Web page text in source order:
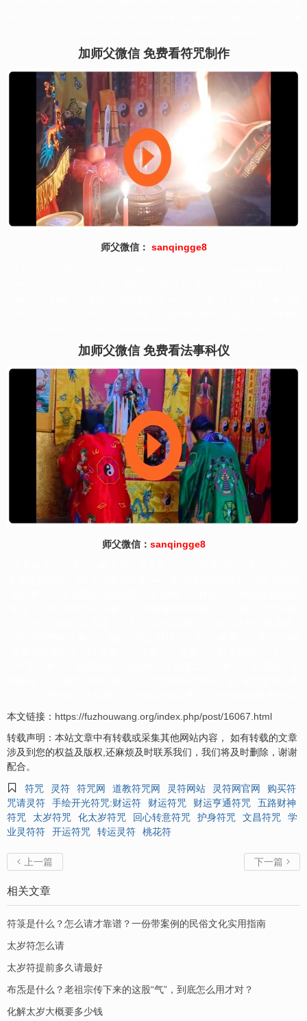
加师父微信 免费看符咒制作
师父微信： sanqingge8
加师父微信 免费看法事科仪
师父微信： sanqingge8
本文链接： https://fuzhouwang.org/index.php/post/16067.html
转载声明：本站文章中有转载或采集其他网站内容， 如有转载的文章
涉及到您的权益及版权,还麻烦及时联系我们，我们将及时删除，谢谢
配合。

符咒 灵符 符咒网 道教符咒网 灵符网站 灵符网官网
购买符
咒请灵符
手绘开光符咒:财运符 财运符咒 财运亨通符咒
五路财神
符咒
太岁符咒 化太岁符咒 回心转意符咒 护身符咒 文昌符咒
学
业灵符符
开运符咒 转运灵符 桃花符
 上一篇 下一篇 
相关文章
符箓是什么？怎么请才靠谱？一份带案例的民俗文化实用指南
太岁符怎么请
太岁符提前多久请最好
布炁是什么？老祖宗传下来的这股“气”，到底怎么用才对？
化解太岁大概要多少钱